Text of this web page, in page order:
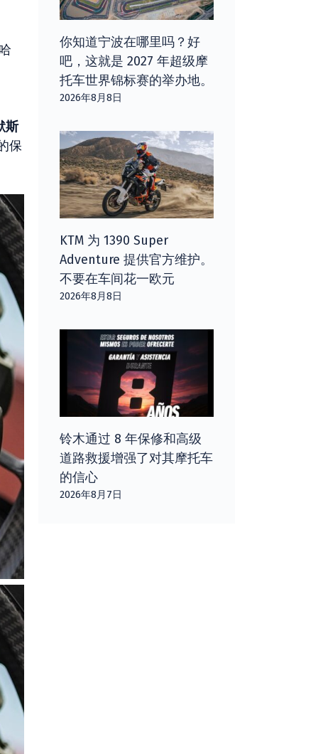
斯
保
你知道宁波在哪里吗？好
吧，这就是 2027 年超级摩
托车世界锦标赛的举办地。
2026年8月8日
KTM 为 1390 Super
Adventure 提供官方维护。
不要在车间花一欧元
2026年8月8日
铃木通过 8 年保修和高级
道路救援增强了对其摩托车
的信心
2026年8月7日